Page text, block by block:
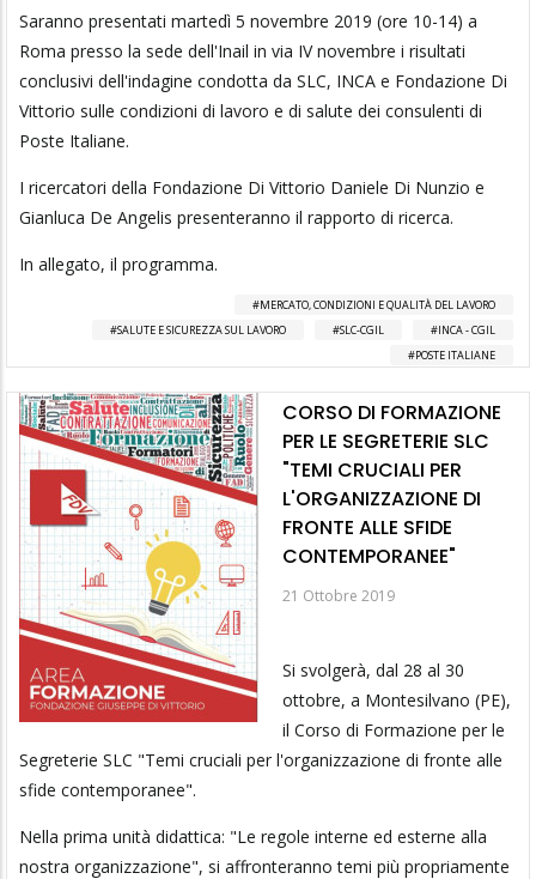
Saranno presentati martedì 5 novembre 2019 (ore 10-14) a
Roma presso la sede dell'Inail in via IV novembre i risultati
conclusivi dell'indagine condotta da SLC, INCA e Fondazione Di
Vittorio sulle condizioni di lavoro e di salute dei consulenti di
Poste Italiane.
I ricercatori della Fondazione Di Vittorio Daniele Di Nunzio e
Gianluca De Angelis presenteranno il rapporto di ricerca.
In allegato, il programma.
MERCATO, CONDIZIONI E QUALITÀ DEL LAVORO
SALUTE E SICUREZZA SUL LAVORO
SLC-CGIL
INCA - CGIL
POSTE ITALIANE
CORSO DI FORMAZIONE
PER LE SEGRETERIE SLC
"TEMI CRUCIALI PER
L'ORGANIZZAZIONE DI
FRONTE ALLE SFIDE
CONTEMPORANEE"
21 Ottobre 2019
Si svolgerà, dal 28 al 30
ottobre, a Montesilvano (PE),
il Corso di Formazione per le
Segreterie SLC "Temi cruciali per l'organizzazione di fronte alle
sfide contemporanee".
Nella prima unità didattica: "Le regole interne ed esterne alla
nostra organizzazione", si affronteranno temi più propriamente